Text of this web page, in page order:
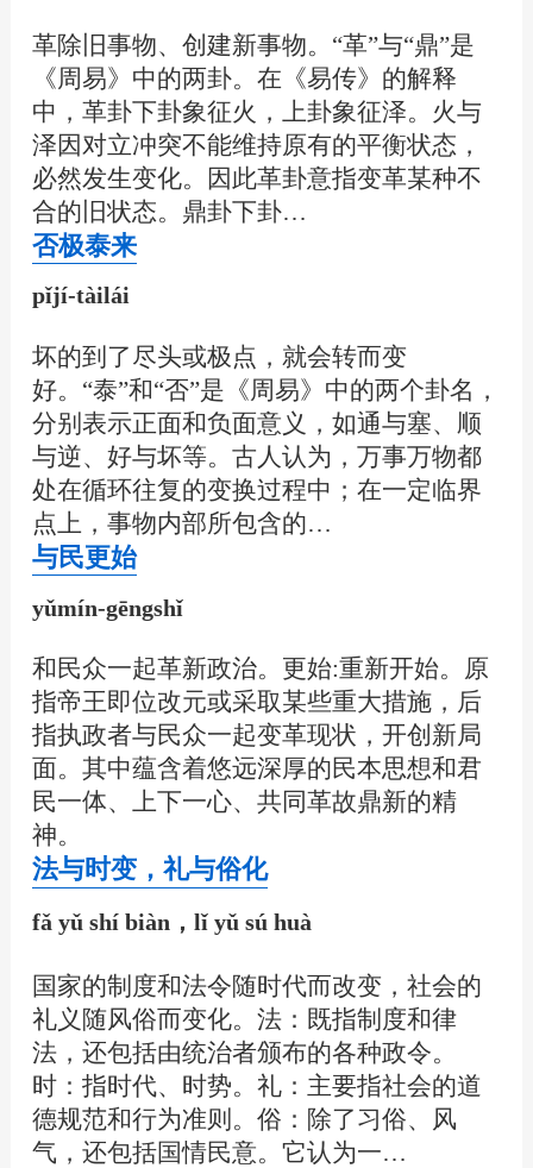
革除旧事物、创建新事物。“革”与“鼎”是
《周易》中的两卦。在《易传》的解释
中，革卦下卦象征火，上卦象征泽。火与
泽因对立冲突不能维持原有的平衡状态，
必然发生变化。因此革卦意指变革某种不
合的旧状态。鼎卦下卦…
否极泰来
pǐjí-tàilái
坏的到了尽头或极点，就会转而变
好。“泰”和“否”是《周易》中的两个卦名，
分别表示正面和负面意义，如通与塞、顺
与逆、好与坏等。古人认为，万事万物都
处在循环往复的变换过程中；在一定临界
点上，事物内部所包含的…
与民更始
yǔmín-gēngshǐ
和民众一起革新政治。更始:重新开始。原
指帝王即位改元或采取某些重大措施，后
指执政者与民众一起变革现状，开创新局
面。其中蕴含着悠远深厚的民本思想和君
民一体、上下一心、共同革故鼎新的精
神。
法与时变，礼与俗化
fǎ yǔ shí biàn，lǐ yǔ sú huà
国家的制度和法令随时代而改变，社会的
礼义随风俗而变化。法：既指制度和律
法，还包括由统治者颁布的各种政令。
时：指时代、时势。礼：主要指社会的道
德规范和行为准则。俗：除了习俗、风
气，还包括国情民意。它认为一…